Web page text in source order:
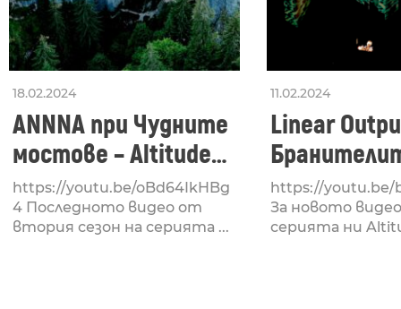
18.02.2024
ANNNA при Чудните
мостове – Altitude
Attitude
https://youtu.be/oBd64IkHBg
4 Последното видео от
втория сезон на серията ...
11.02.2024
Linear
Стара
Altitude
https://youtu.be/
За новото
серията ни